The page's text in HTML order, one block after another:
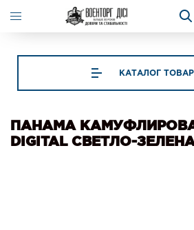
КАТАЛОГ
ПАНАМА
DIGITAL СВЕТЛО-